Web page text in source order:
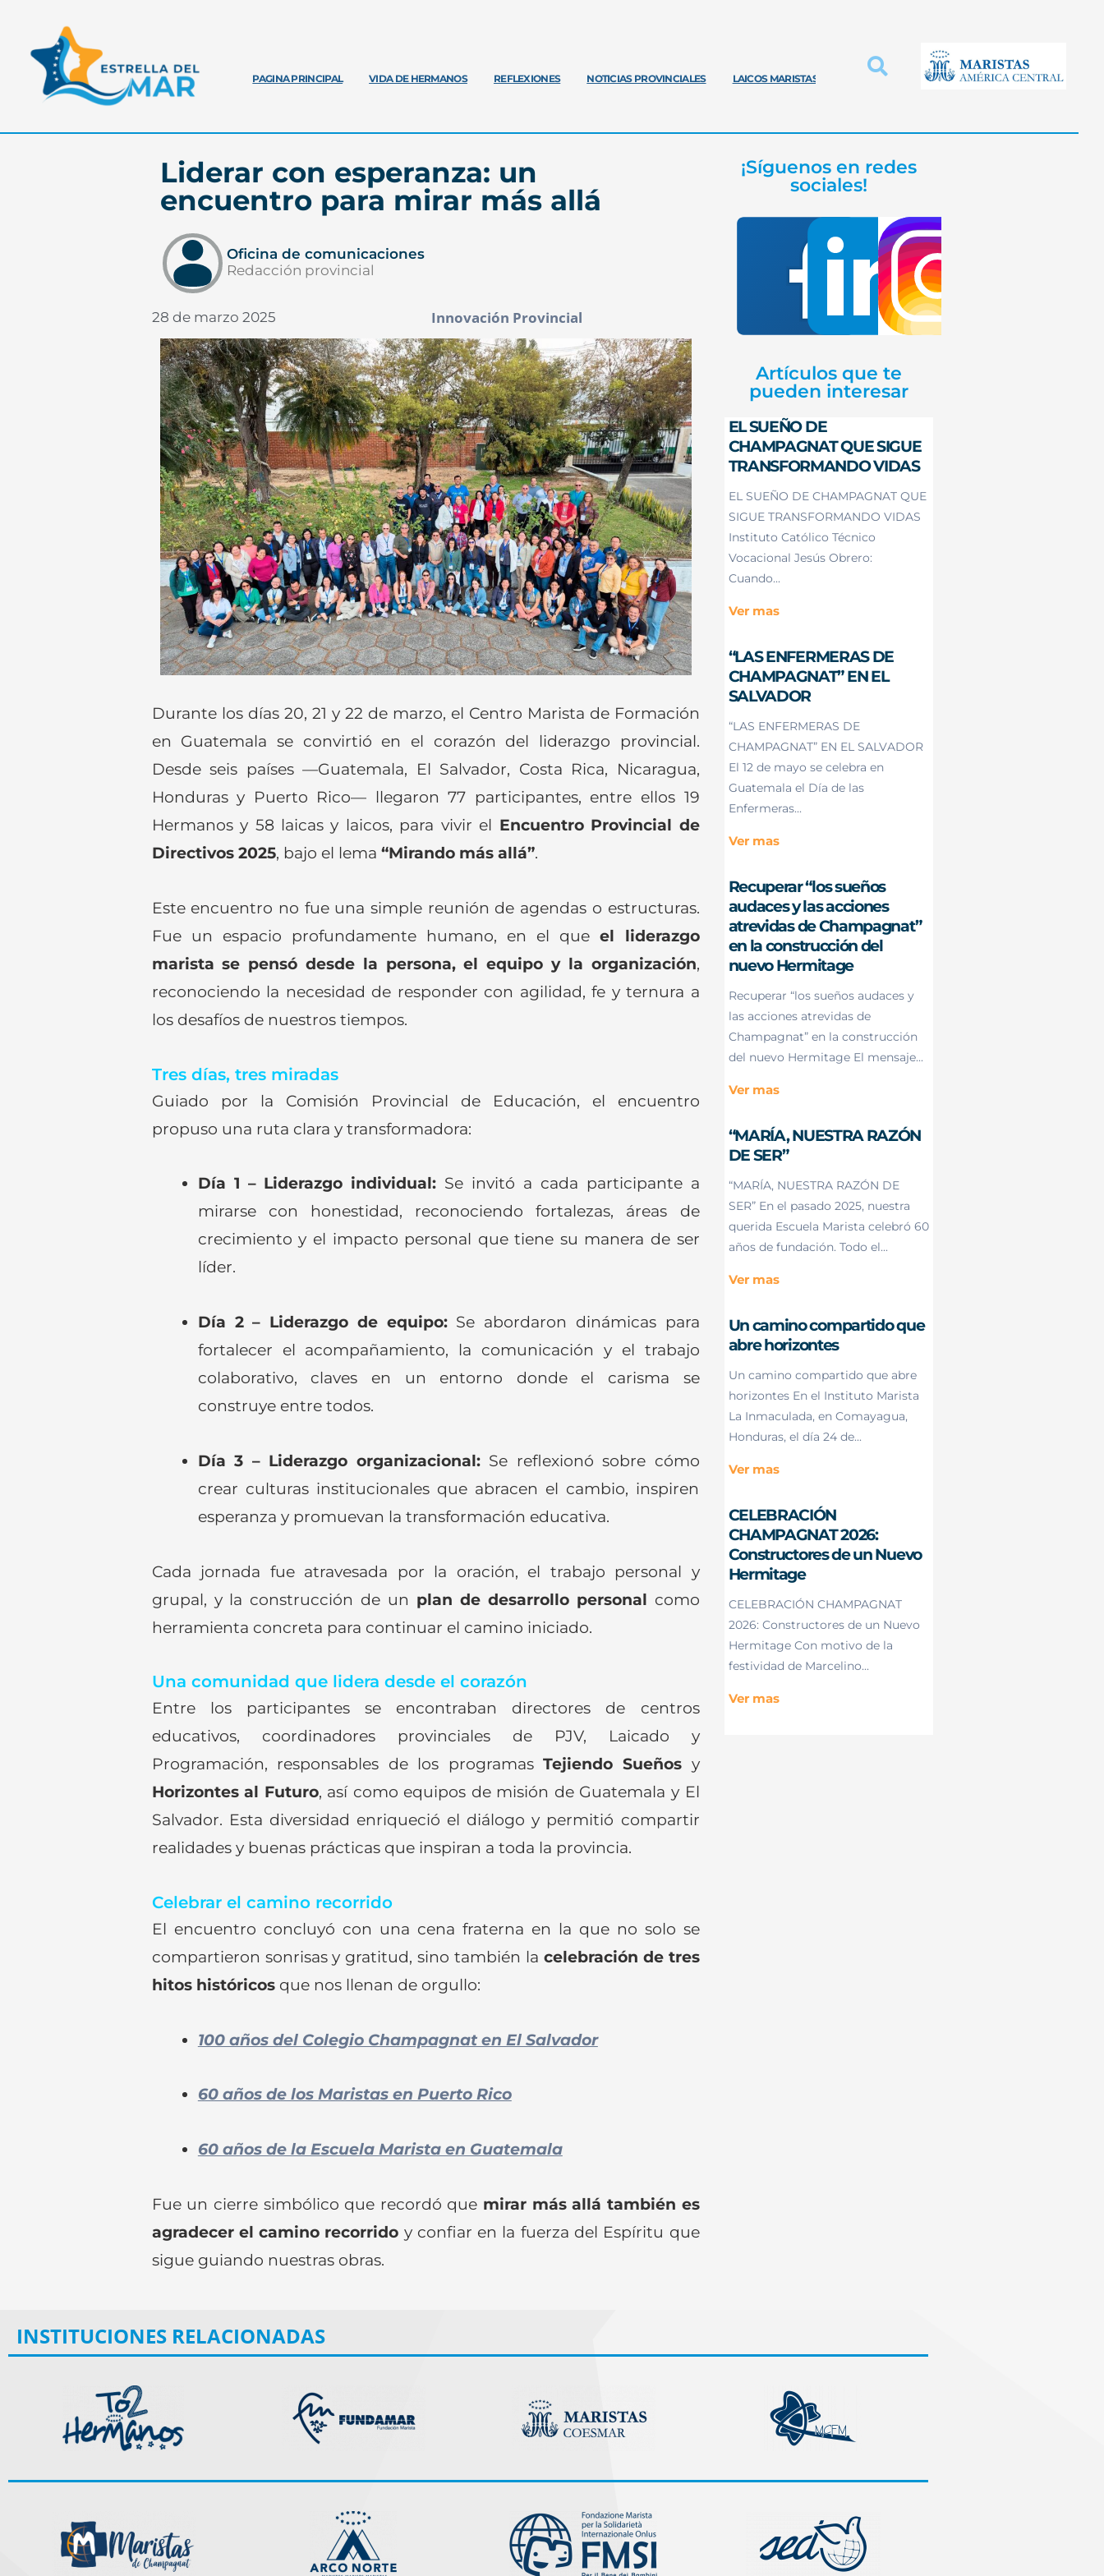
PAGINA PRINCIPAL VIDA DE HERMANOS REFLEXIONES NOTICIAS PROVINCIALES LAICOS MARISTAS INNOVACIÓN PROVINCIAL EDUCACIÓN MARISTA
Liderar con esperanza: un
encuentro para mirar más allá
Oficina de comunicaciones
Redacción provincial
28 de marzo 2025 Innovación Provincial
Durante los días 20, 21 y 22 de marzo, el Centro Marista de Formación
en Guatemala se convirtió en el corazón del liderazgo provincial.
Desde seis países —Guatemala, El Salvador, Costa Rica, Nicaragua,
Honduras y Puerto Rico— llegaron 77 participantes, entre ellos 19
Hermanos y 58 laicas y laicos, para vivir el Encuentro Provincial de
Directivos 2025, bajo el lema “Mirando más allá”.
Este encuentro no fue una simple reunión de agendas o estructuras.
Fue un espacio profundamente humano, en el queel liderazgo
marista se pensó desde la persona, el equipo y la organización,
reconociendo la necesidad de responder con agilidad, fe y ternura a
los desafíos de nuestros tiempos.
Tres días, tres miradas
Guiado por la Comisión Provincial de Educación, el encuentro
propuso una ruta clara y transformadora:
Día 1 – Liderazgo individual: Se invitó a cada participante a
mirarse con honestidad, reconociendo fortalezas, áreas de
crecimiento y el impacto personal que tiene su manera de ser
líder.
Día 2 – Liderazgo de equipo:Se abordaron dinámicas para
fortalecer el acompañamiento, la comunicación y el trabajo
colaborativo, claves en un entorno donde el carisma se
construye entre todos.
Día 3 – Liderazgo organizacional:Se reflexionó sobre cómo
crear culturas institucionales que abracen el cambio, inspiren
esperanza y promuevan la transformación educativa.
Cada jornada fue atravesada por la oración, el trabajo personal y
grupal, y la construcción de un plan de desarrollo personal como
herramienta concreta para continuar el camino iniciado.
Una comunidad que lidera desde el corazón
Entre los participantes se encontraban directores de centros
educativos, coordinadores provinciales de PJV, Laicado y
Programación, responsables de los programasTejiendo Sueñosy
Horizontes al Futuro, así como equipos de misión de Guatemala y El
Salvador. Esta diversidad enriqueció el diálogo y permitió compartir
realidades y buenas prácticas que inspiran a toda la provincia.
Celebrar el camino recorrido
El encuentro concluyó con una cena fraterna en la que no solo se
compartieron sonrisas y gratitud, sino también la celebración de tres
hitos históricosque nos llenan de orgullo:
100 años del Colegio Champagnat en El Salvador
60 años de los Maristas en Puerto Rico
60 años de la Escuela Marista en Guatemala
Fue un cierre simbólico que recordó que mirar más allá también es
agradecer el camino recorrido y confiar en la fuerza del Espíritu que
sigue guiando nuestras obras.
¡Síguenos en redes
sociales!
Artículos que te
pueden interesar
EL SUEÑO DE
CHAMPAGNAT QUE SIGUE
TRANSFORMANDO VIDAS
EL SUEÑO DE CHAMPAGNAT QUE
SIGUE TRANSFORMANDO VIDAS
Instituto Católico Técnico
Vocacional Jesús Obrero:
Cuando...
Ver mas
“LAS ENFERMERAS DE
CHAMPAGNAT” EN EL
SALVADOR
“LAS ENFERMERAS DE
CHAMPAGNAT” EN EL SALVADOR
El 12 de mayo se celebra en
Guatemala el Día de las
Enfermeras...
Ver mas
Recuperar “los sueños
audaces y las acciones
atrevidas de Champagnat”
en la construcción del
nuevo Hermitage
Recuperar “los sueños audaces y
las acciones atrevidas de
Champagnat” en la construcción
del nuevo Hermitage El mensaje...
Ver mas
“MARÍA, NUESTRA RAZÓN
DE SER”
“MARÍA, NUESTRA RAZÓN DE
SER” En el pasado 2025, nuestra
querida Escuela Marista celebró 60
años de fundación. Todo el...
Ver mas
Un camino compartido que
abre horizontes
Un camino compartido que abre
horizontes En el Instituto Marista
La Inmaculada, en Comayagua,
Honduras, el día 24 de...
Ver mas
CELEBRACIÓN
CHAMPAGNAT 2026:
Constructores de un Nuevo
Hermitage
CELEBRACIÓN CHAMPAGNAT
2026: Constructores de un Nuevo
Hermitage Con motivo de la
festividad de Marcelino...
Ver mas
INSTITUCIONES RELACIONADAS